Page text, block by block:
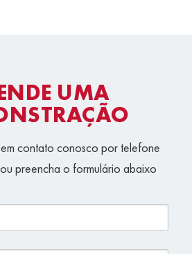
UMA
contato conosco por telefone
preencha o formulário abaixo